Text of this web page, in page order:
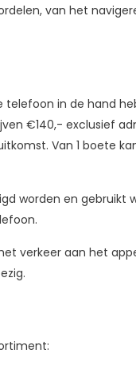
van het
in de hand
€140,- exclusief
Van 1 boete
worden en gebruikt
verkeer aan het